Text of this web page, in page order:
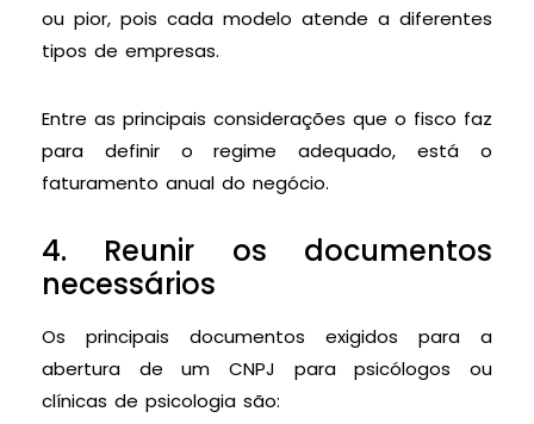
ou pior, pois cada modelo atende a diferentes
tipos de empresas.
Entre as principais considerações que o fisco faz
para definir o regime adequado, está o
faturamento anual do negócio.
4. Reunir os documentos
necessários
Os principais documentos exigidos para a
abertura de um CNPJ para psicólogos ou
clínicas de psicologia são: